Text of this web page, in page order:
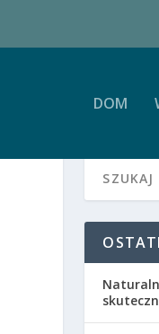
DOM